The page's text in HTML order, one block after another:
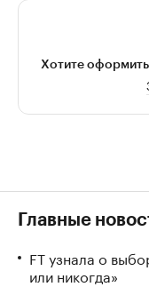
Хотите
Главные
FT узнала о
или никогда»